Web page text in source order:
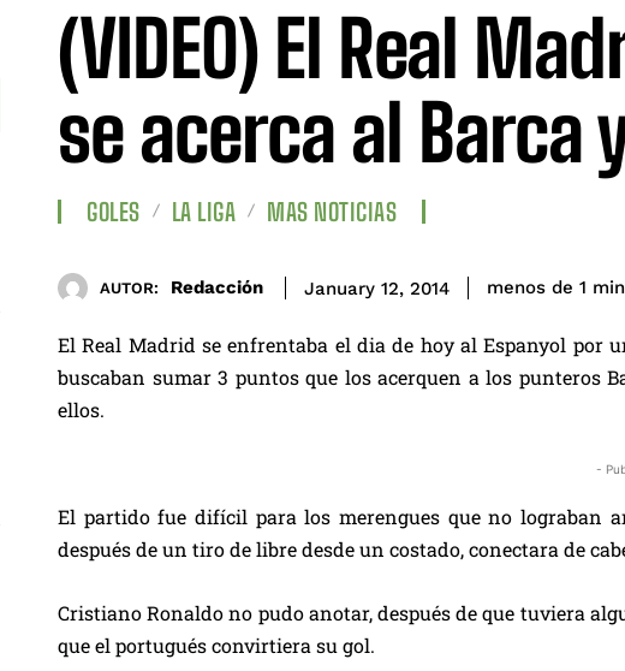
(VIDEO) El Real
se acerca al Barca
GOLES LA LIGA MAS NOTICIAS
AUTOR: Redacción January 12, 2014 menos de 1 min
El Real Madrid se enfrentaba el dia de hoy al Espanyol por
buscaban sumar 3 puntos que los acerquen a los punteros
ellos.
-
El partido fue difícil para los merengues que no lograban
después de un tiro de libre desde un costado, conectara de
Cristiano Ronaldo no pudo anotar, después de que tuviera
que el portugués convirtiera su gol.